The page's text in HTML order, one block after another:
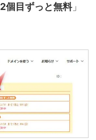
2個目ずっと無料」